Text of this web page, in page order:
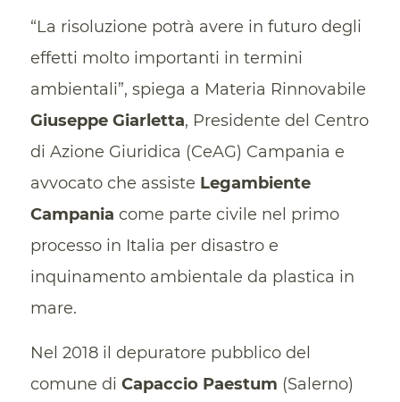
“La risoluzione potrà avere in futuro degli
effetti molto importanti in termini
ambientali”, spiega a Materia Rinnovabile
Giuseppe Giarletta, Presidente del Centro
di Azione Giuridica (CeAG) Campania e
avvocato che assiste Legambiente
Campania come parte civile nel primo
processo in Italia per disastro e
inquinamento ambientale da plastica in
mare.
Nel 2018 il depuratore pubblico del
comune di Capaccio Paestum (Salerno)